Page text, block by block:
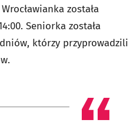
została
Seniorka została
którzy przyprowadzili